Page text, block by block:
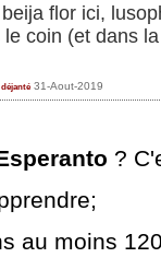
flor ici,
coin (et dans
31-Aout-2019
?
au moins